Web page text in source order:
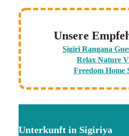
Unsere
Sigiri Rangana
Relax Nature
Freedom Home
Unterkunft in Sigiriya